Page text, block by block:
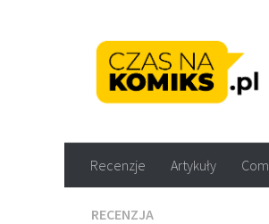
Recenzje Artykuły
RECENZJA